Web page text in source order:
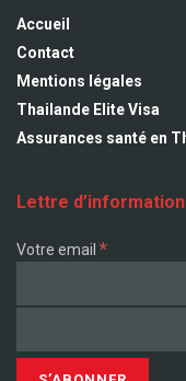
Accueil
Contact
Mentions légales
Thailande Elite Visa
Assurances santé en
Lettre d’information
Votre email *